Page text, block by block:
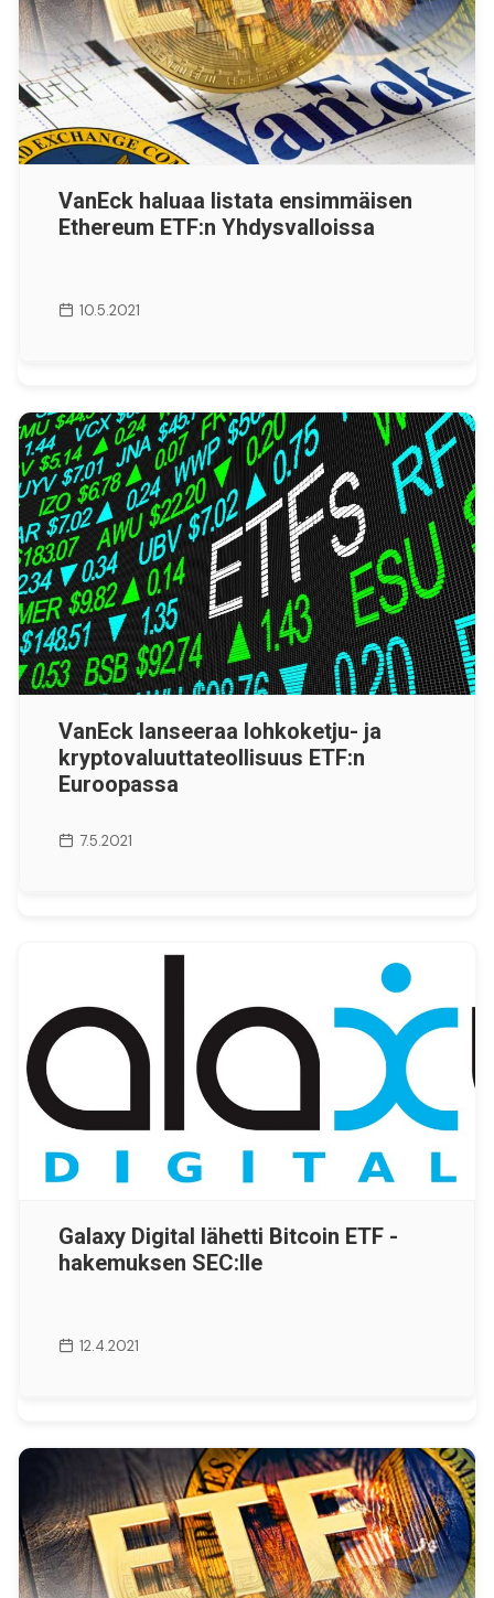
VanEck haluaa listata ensimmäisen
Ethereum ETF:n Yhdysvalloissa
10.5.2021
VanEck lanseeraa lohkoketju- ja
kryptovaluuttateollisuus ETF:n
Euroopassa
7.5.2021
Galaxy Digital lähetti Bitcoin ETF -
hakemuksen SEC:lle
12.4.2021